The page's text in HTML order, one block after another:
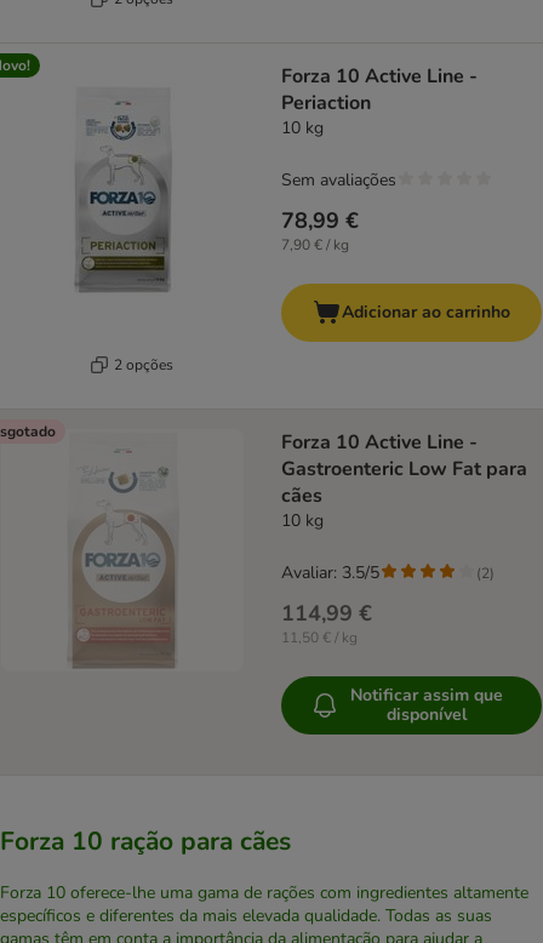
2 opções
Forza 10 Active Line -
Periaction
10 kg
78,99 €
7,90 € / kg
Sem avaliações
Adicionar ao carrinho
Forza 10 Active Line -
Gastroenteric Low Fat para
cães
10 kg
114,99 €
11,50 € / kg
Avaliar: 3.5/5 (2)
Notificar assim que
disponível
Forza 10 ração para cães
Forza 10 oferece-lhe uma gama de rações com ingredientes altamente
específicos e diferentes da mais elevada qualidade. Todas as suas
gamas têm em conta a importância da alimentação para ajudar a